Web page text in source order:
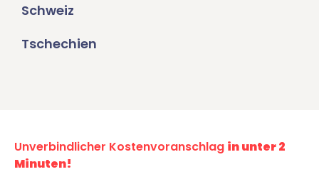
Schweiz
Tschechien
Unverbindlicher Kostenvoranschlag in unter 2
Minuten!